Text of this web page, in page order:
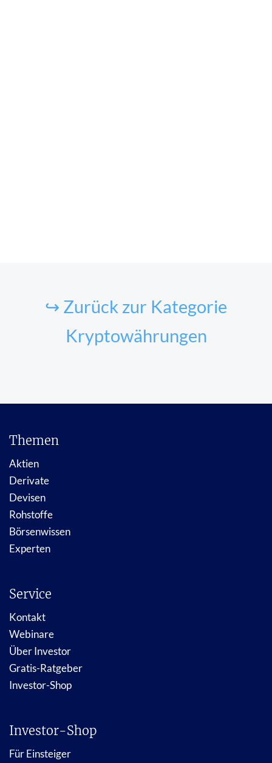
↪ Zurück zur Kategorie
Kryptowährungen
Themen
Aktien
Derivate
Devisen
Rohstoffe
Börsenwissen
Experten
Service
Kontakt
Webinare
Über Investor
Gratis-Ratgeber
Investor-Shop
Investor-Shop
Für Einsteiger